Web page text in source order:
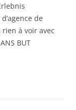
de
rien à voir avec
BUT